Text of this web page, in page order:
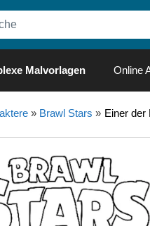
Malvorlagen Online
» Brawl Stars » Einer der